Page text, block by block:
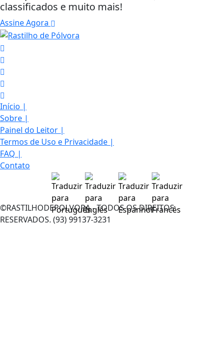
classificados e muito mais!
Assine Agora
Início |
Sobre |
Painel do Leitor |
Termos de Uso e Privacidade |
FAQ |
Contato
©RASTILHODEPOLVORA - TODOS OS DIREITOS
RESERVADOS. (93) 99137-3231